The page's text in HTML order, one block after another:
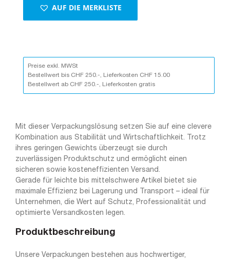
Karton
Menge
AUF DIE MERKLISTE
Preise exkl. MWSt
Bestellwert bis CHF 250.-, Lieferkosten CHF 15.00
Bestellwert ab CHF 250.-, Lieferkosten gratis
Mit dieser Verpackungslösung setzen Sie auf eine clevere
Kombination aus Stabilität und Wirtschaftlichkeit. Trotz
ihres geringen Gewichts überzeugt sie durch
zuverlässigen Produktschutz und ermöglicht einen
sicheren sowie kosteneffizienten Versand.
Gerade für leichte bis mittelschwere Artikel bietet sie
maximale Effizienz bei Lagerung und Transport – ideal für
Unternehmen, die Wert auf Schutz, Professionalität und
optimierte Versandkosten legen.
Produktbeschreibung
Unsere Verpackungen bestehen aus hochwertiger,